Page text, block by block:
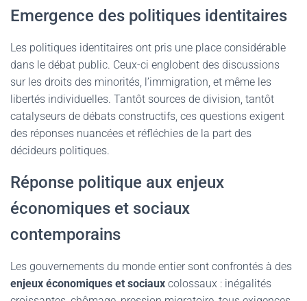
Emergence des politiques identitaires
Les politiques identitaires ont pris une place considérable
dans le débat public. Ceux-ci englobent des discussions
sur les droits des minorités, l’immigration, et même les
libertés individuelles. Tantôt sources de division, tantôt
catalyseurs de débats constructifs, ces questions exigent
des réponses nuancées et réfléchies de la part des
décideurs politiques.
Réponse politique aux enjeux
économiques et sociaux
contemporains
Les gouvernements du monde entier sont confrontés à des
enjeux économiques et sociaux colossaux : inégalités